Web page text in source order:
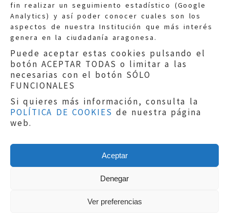
fin realizar un seguimiento estadístico (Google
Analytics) y así poder conocer cuales son los
aspectos de nuestra Institución que más interés
genera en la ciudadanía aragonesa.
Puede aceptar estas cookies pulsando el
botón ACEPTAR TODAS o limitar a las
necesarias con el botón SÓLO
FUNCIONALES
Si quieres más información, consulta la
POLÍTICA DE COOKIES de nuestra página
web.
Aceptar
Denegar
Ver preferencias
Información general:
informacion@eljusticiadearagon.es
Teléfonos:900 210 210/
Aviso legal|Política de privacidad|
Protección de Datos
Política de cookies
Copyright © 2019El Justicia de Aragón|
Sephor Consulting